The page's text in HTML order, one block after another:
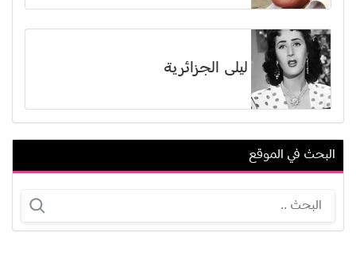
ليلى الجزائرية
نسرين الراضي
البحث في الموقع